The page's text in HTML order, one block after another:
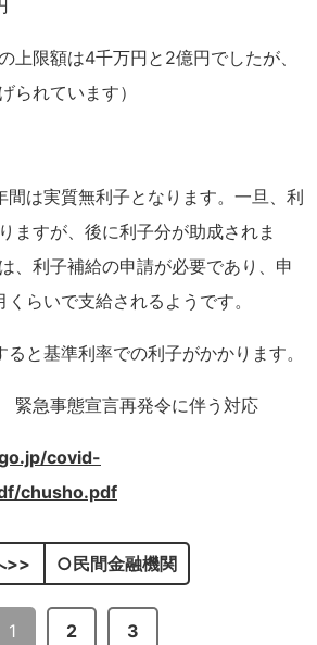
上限額は4千万円と2億円でしたが、
られています）
間は実質無利子となります。一旦、利
ますが、後に利子分が助成されま
、利子補給の申請が必要であり、申
らいで支給されるようです。
と基準利率での利子がかかります。
緊急事態宣言再発令に伴う対応
covid-
chusho.pdf
○民間金融機関
1 2 3